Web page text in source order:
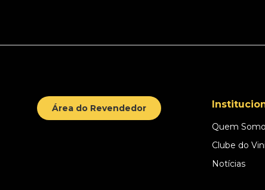
Área do Revendedor
Quem
Clube do
Notícias